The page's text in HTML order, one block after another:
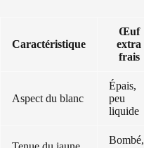
Caractéristique
Œuf
extra
frais
Aspect du blanc
Épais,
peu
liquide
Bombé,